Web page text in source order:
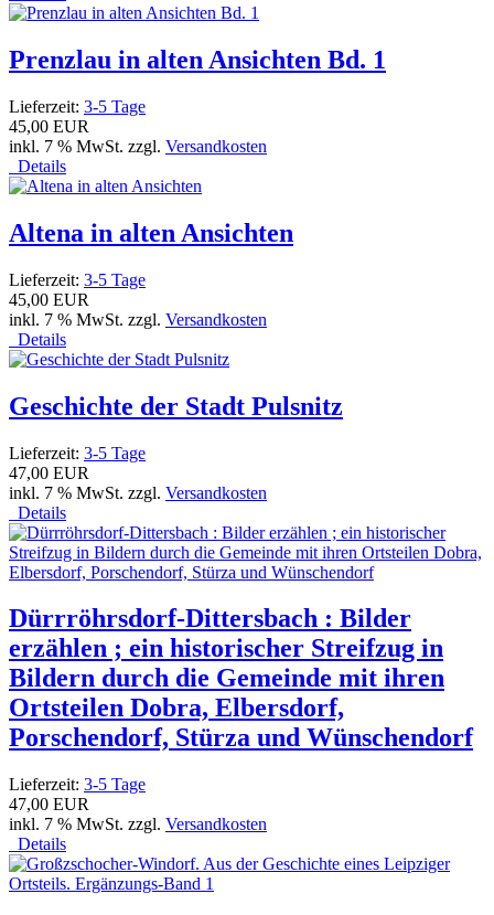
Prenzlau in alten Ansichten Bd. 1
Lieferzeit: 3-5 Tage
45,00 EUR
inkl. 7 % MwSt. zzgl. Versandkosten
Details
Altena in alten Ansichten
Lieferzeit: 3-5 Tage
45,00 EUR
inkl. 7 % MwSt. zzgl. Versandkosten
Details
Geschichte der Stadt Pulsnitz
Lieferzeit: 3-5 Tage
47,00 EUR
inkl. 7 % MwSt. zzgl. Versandkosten
Details
Dürrröhrsdorf-Dittersbach : Bilder
erzählen ; ein historischer Streifzug in
Bildern durch die Gemeinde mit ihren
Ortsteilen Dobra, Elbersdorf,
Porschendorf, Stürza und Wünschendorf
Lieferzeit: 3-5 Tage
47,00 EUR
inkl. 7 % MwSt. zzgl. Versandkosten
Details